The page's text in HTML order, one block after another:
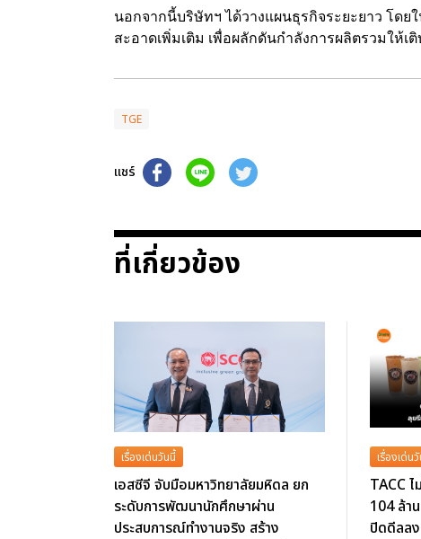
นอกจากนี้บริษัทฯ ได้วางแผนธุรกิจระยะยาว โดย
สะอาดเพิ่มเติม เพื่อผลักดันกำลังการผลิตรวมให้เ
TGE
แชร์
ที่เกี่ยวข้อง
เรื่องเด่นวันนี้
เอสซีจี จับมือมหาวิทยาลัยมหิดล ยก
ระดับการพัฒนานักศึกษาผ่าน
ประสบการณ์ทำงานจริง สร้าง
เรื่องเด่น
TACC
104 ล้า
ปิดดีลล